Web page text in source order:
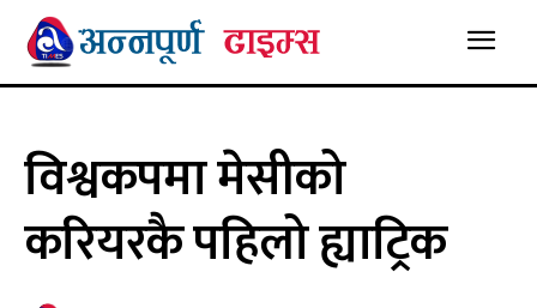
विश्वकपमा मेसीको
करियरकै पहिलो ह्याट्रिक